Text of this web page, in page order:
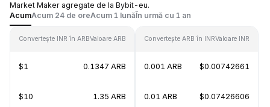
Market Maker agregate de la Bybit-eu.
AcumAcum 24 de oreAcum 1 lunăÎn urmă cu 1 an
Convertește INR în ARBValoare ARB
$1 0.1347 ARB
$10 1.35 ARB
Convertește ARB în INRValoare INR
0.001 ARB $0.00742661
0.01 ARB $0.07426606